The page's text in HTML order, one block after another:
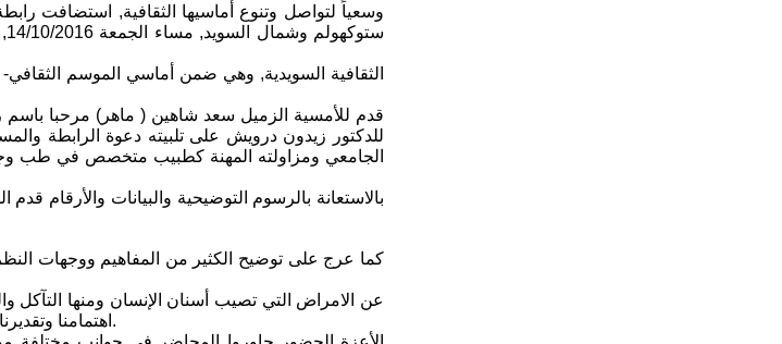
قدم للأمسية الزميل سعد شاهين ( ماهر) مرحبا باسم
للدكتور زيدون درويش على تلبيته دعوة الرابطة
الجامعي ومزاولته المهنة كطبيب متخصص في طب
بالاستعانة بالرسوم التوضيحية والبيانات والأرقام
كما عرج على توضيح الكثير من المفاهيم ووجهات
عن الامراض التي تصيب أسنان الإنسان ومنها التآكل
اهتمامنا وتقديرنا لموضوع رعاية طب الأسنان, وضرورة التواصل مع المؤسسات الصحية, والاستعانة بالنصح الطبي.